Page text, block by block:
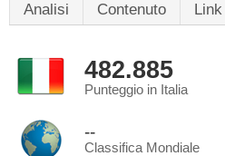
Analisi Contenuto Link
482.885
Punteggio in Italia
--
Classifica Mondiale